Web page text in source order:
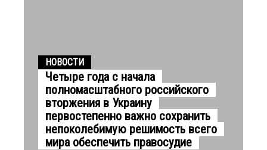
НОВОСТИ
Четыре года с начала
полномасштабного российского
вторжения в Украину
первостепенно важно сохранить
непоколебимую решимость всего
мира обеспечить правосудие